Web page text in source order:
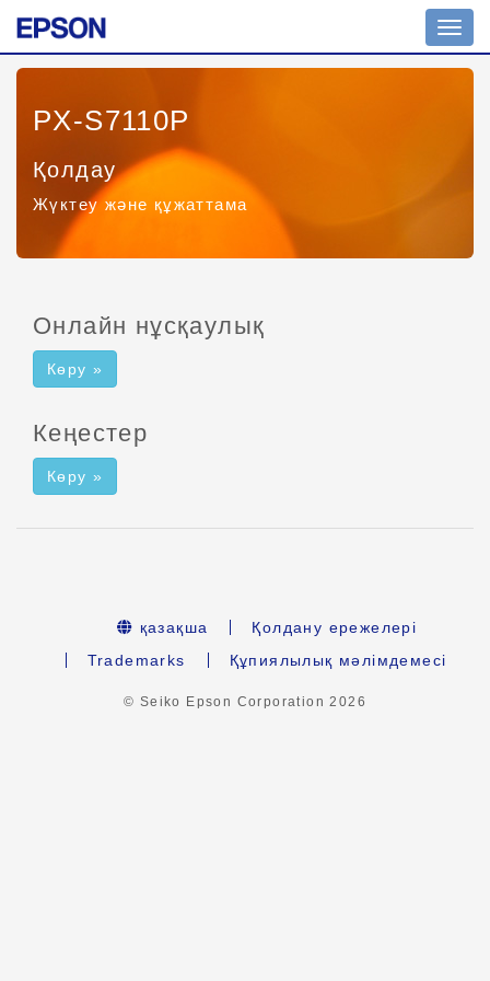
PX-S7110P
Қолдау
Жүктеу және құжаттама
Онлайн нұсқаулық
Көру »
Кеңестер
Көру »
қазақша
Қолдану ережелері
Trademarks
Құпиялылық мәлімдемесі
© Seiko Epson Corporation2026